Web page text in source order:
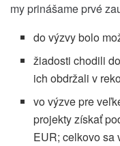
my prinášame prvé
do výzvy bolo
žiadosti chodili
ich obdržali v
vo výzve pre
projekty získať
EUR; celkovo sa